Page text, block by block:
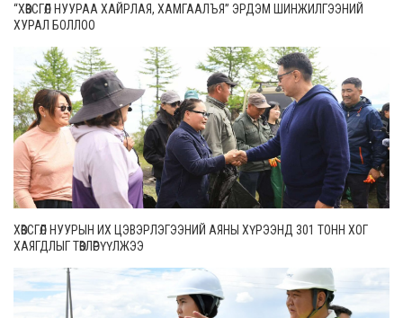
“ХӨВСГӨЛ НУУРАА ХАЙРЛАЯ, ХАМГААЛЪЯ” ЭРДЭМ ШИНЖИЛГЭЭНИЙ
ХУРАЛ БОЛЛОО
ХӨВСГӨЛ НУУРЫН ИХ ЦЭВЭРЛЭГЭЭНИЙ АЯНЫ ХҮРЭЭНД 301 ТОНН ХОГ
ХАЯГДЛЫГ ТӨВЛӨРҮҮЛЖЭЭ